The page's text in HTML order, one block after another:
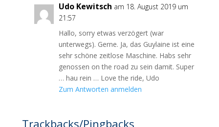
Udo Kewitsch am 18. August 2019 um
21:57
Hallo, sorry etwas verzögert (war
unterwegs). Gerne. Ja, das Guylaine ist eine
sehr schöne zeitlose Maschine. Habs sehr
genossen on the road zu sein damit. Super
… hau rein … Love the ride, Udo
Zum Antworten anmelden
Trackbacks/Pingbacks